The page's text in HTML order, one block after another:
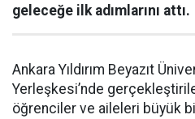
geleceğe ilk adımlarını attı.
Ankara Yıldırım Beyazıt
Yerleşkesi’nde
öğrenciler ve aileleri büyük